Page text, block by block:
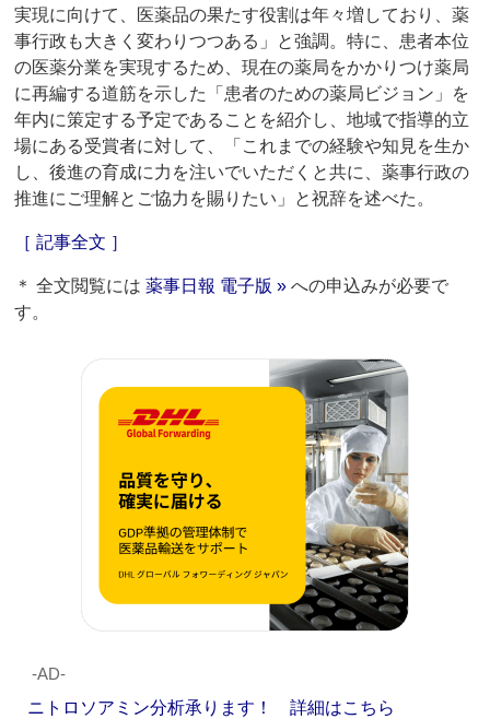
実現に向けて、医薬品の果たす役割は年々増しており、薬
事行政も大きく変わりつつある」と強調。特に、患者本位
の医薬分業を実現するため、現在の薬局をかかりつけ薬局
に再編する道筋を示した「患者のための薬局ビジョン」を
年内に策定する予定であることを紹介し、地域で指導的立
場にある受賞者に対して、「これまでの経験や知見を生か
し、後進の育成に力を注いでいただくと共に、薬事行政の
推進にご理解とご協力を賜りたい」と祝辞を述べた。
［ 記事全文 ］
＊ 全文閲覧には薬事日報 電子版 » への申込みが必要で
す。
‐AD‐
ニトロソアミン分析承ります！ 詳細はこちら